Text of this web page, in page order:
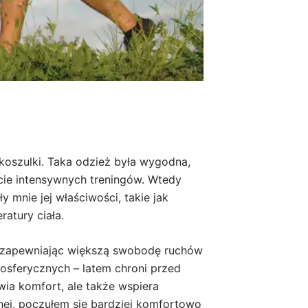
Taka odzież była wygodna,
intensywnych treningów. Wtedy
mnie jej właściwości, takie jak
ciała.
większą swobodę ruchów
– latem chroni przed
komfort, ale także wspiera
poczułem się bardziej komfortowo